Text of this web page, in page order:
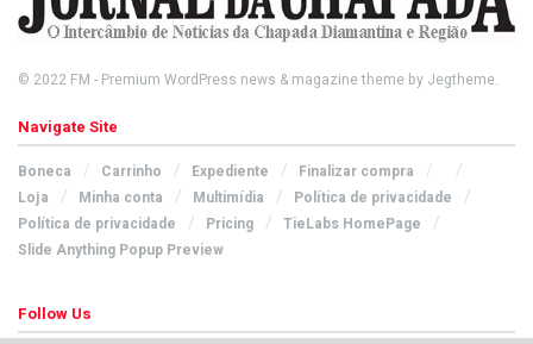
© 2022 FM - Premium WordPress news & magazine theme by Jegtheme.
Navigate Site
Boneca Carrinho Expediente
Finalizar compra
Loja
Minha conta Multimídia
Política de privacidade
Política de privacidade
Pricing
TieLabs HomePage
Slide Anything Popup Preview
Follow Us